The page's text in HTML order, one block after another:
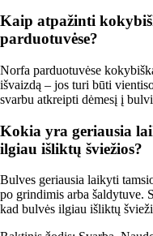
Kaip atpažinti
parduotuvėse?
Norfa parduotuvėse
išvaizdą – jos turi būti
svarbu atkreipti dėmesį į
Kokia yra geriausia
ilgiau išliktų šviežios?
Bulves geriausia laikyti
po grindimis arba šaldytuve.
kad bulvės ilgiau išliktų